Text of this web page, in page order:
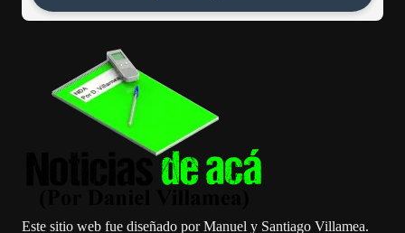
Este sitio web fue diseñado por Manuel y Santiago Villamea.